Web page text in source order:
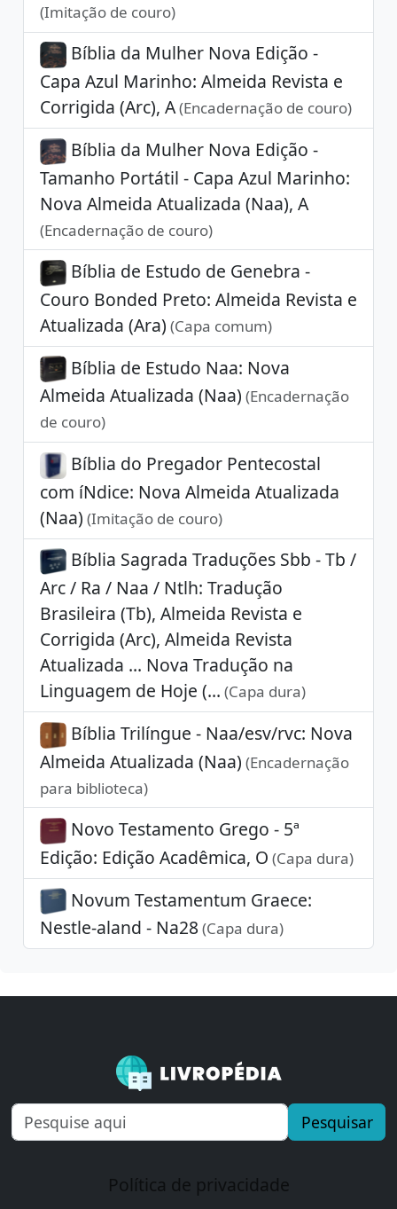
(Imitação de couro)
Bíblia da Mulher Nova Edição -
Capa Azul Marinho: Almeida Revista e
Corrigida (Arc), A(Encadernação de couro)
Bíblia da Mulher Nova Edição -
Tamanho Portátil - Capa Azul Marinho:
Nova Almeida Atualizada (Naa), A
(Encadernação de couro)
Bíblia de Estudo de Genebra -
Couro Bonded Preto: Almeida Revista e
Atualizada (Ara) (Capa comum)
Bíblia de Estudo Naa: Nova
Almeida Atualizada (Naa) (Encadernação
de couro)
Bíblia do Pregador Pentecostal
com íNdice: Nova Almeida Atualizada
(Naa) (Imitação de couro)
Bíblia Sagrada Traduções Sbb - Tb /
Arc / Ra / Naa / Ntlh: Tradução
Brasileira (Tb), Almeida Revista e
Corrigida (Arc), Almeida Revista
Atualizada ... Nova Tradução na
Linguagem de Hoje (... (Capa dura)
Bíblia Trilíngue - Naa/esv/rvc: Nova
Almeida Atualizada (Naa) (Encadernação
para biblioteca)
Novo Testamento Grego - 5ª
Edição: Edição Acadêmica, O (Capa dura)
Novum Testamentum Graece:
Nestle-aland - Na28 (Capa dura)
Pesquisar
Política de privacidade